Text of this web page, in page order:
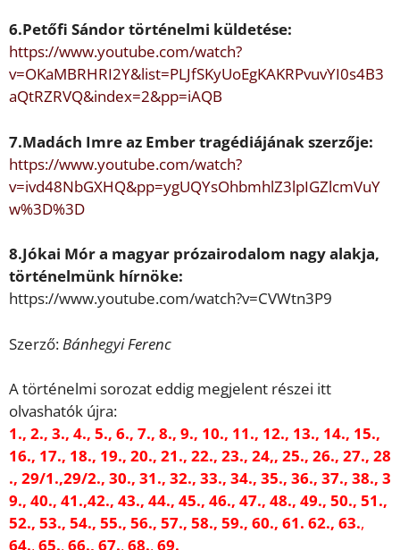
6.Petőfi Sándortörténelmi küldetése:
https://www.youtube.com/watch?
v=OKaMBRHRI2Y&list=PLJfSKyUoEgKAKRPvuvYI0s4B3
aQtRZRVQ&index=2&pp=iAQB
7.Madách Imreaz Ember tragédiájánakszerzője:
https://www.youtube.com/watch?
v=ivd48NbGXHQ&pp=ygUQYsOhbmhlZ3lpIGZlcmVuY
w%3D%3D
8.Jókai Móra magyar prózairodalom nagyalakja,
történelmünk hírnöke:
https://www.youtube.com/watch?v=CVWtn3P9
Szerző:Bánhegyi Ferenc
A történelmi sorozat eddig megjelent részei itt
olvashatók újra:
1., 2., 3., 4., 5., 6., 7., 8., 9., 10., 11., 12., 13., 14., 15.,
16., 17., 18., 19., 20., 21., 22., 23., 24,, 25., 26., 27., 28
., 29/1.,29/2., 30., 31., 32., 33., 34., 35., 36., 37., 38., 3
9., 40., 41.,42., 43., 44., 45., 46., 47., 48., 49., 50., 51.,
52., 53., 54., 55., 56., 57., 58., 59., 60., 61. 62., 63.,
64., 65., 66., 67., 68., 69.